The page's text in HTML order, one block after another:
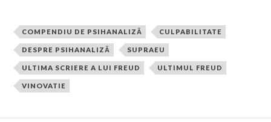
COMPENDIU DE PSIHANALIZĂ CULPABILITATE
DESPRE PSIHANALIZĂ SUPRAEU
ULTIMA SCRIERE A LUI FREUD ULTIMUL FREUD
VINOVATIE